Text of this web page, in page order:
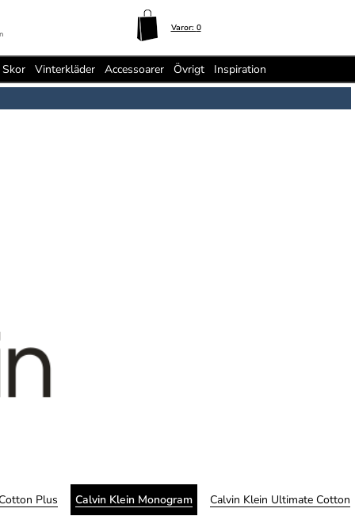
Varor: 0
Skor Vinterkläder Accessoarer Övrigt Inspiration
Plus Calvin Klein Monogram Calvin Klein Ultimate Cotton